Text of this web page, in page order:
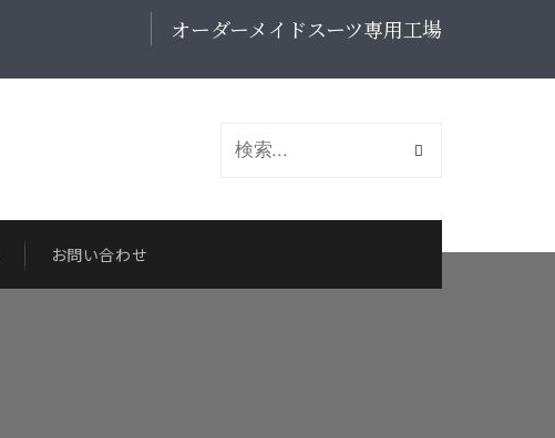
オーダーメイドスーツ専用工場
お問い合わせ